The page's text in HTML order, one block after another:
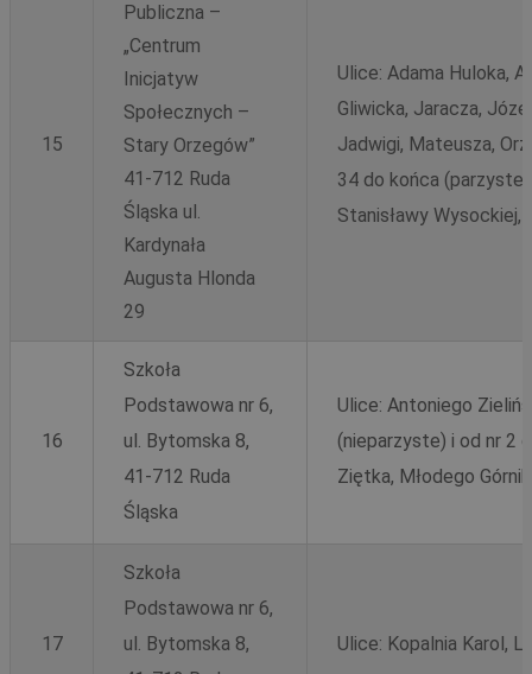
15
Publiczna –
„Centrum
Inicjatyw
Społecznych –
Stary Orzegów”
41-712 Ruda
Śląska ul.
Kardynała
Augusta Hlonda
29
Ulice: Adama Huloka,
Gliwicka, Jaracza,
Jadwigi, Mateusza,
34 do końca
Stanisławy Wysockiej,
16
Szkoła
Podstawowa nr 6,
ul. Bytomska 8,
41-712 Ruda
Śląska
Ulice: Antoniego
(nieparzyste) i od nr 2
Ziętka, Młodego
17
Szkoła
Podstawowa nr 6,
ul. Bytomska 8,
Ulice: Kopalnia Karol,